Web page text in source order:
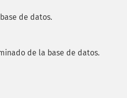
de datos.
de la base de datos.